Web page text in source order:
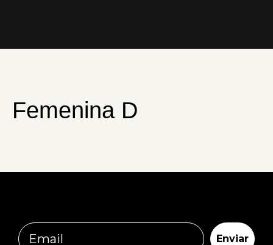
Femenina D
Email
Enviar